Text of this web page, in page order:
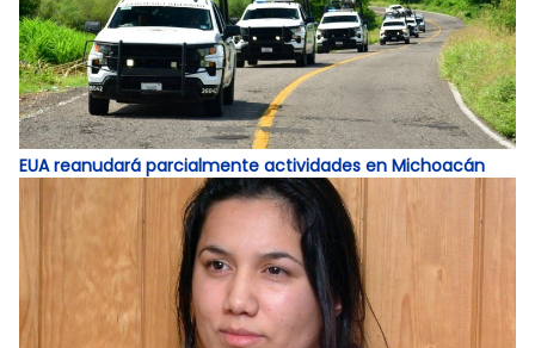
EUA reanudará parcialmente actividades en Michoacán